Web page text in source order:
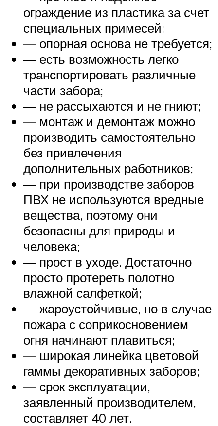
ограждение из пластика за счет
специальных примесей;
— опорная основа не требуется;
— есть возможность легко
транспортировать различные
части забора;
— не рассыхаются и не гниют;
— монтаж и демонтаж можно
производить самостоятельно
без привлечения
дополнительных работников;
— при производстве заборов
ПВХ не используются вредные
вещества, поэтому они
безопасны для природы и
человека;
— прост в уходе. Достаточно
просто протереть полотно
влажной салфеткой;
— жароустойчивые, но в случае
пожара с соприкосновением
огня начинают плавиться;
— широкая линейка цветовой
гаммы декоративных заборов;
— срок эксплуатации,
заявленный производителем,
составляет 40 лет.